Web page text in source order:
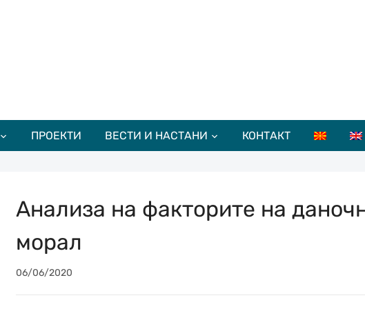
ПРОЕКТИ ВЕСТИ И НАСТАНИ КОНТАКТ
Анализа на факторите на
морал
06/06/2020